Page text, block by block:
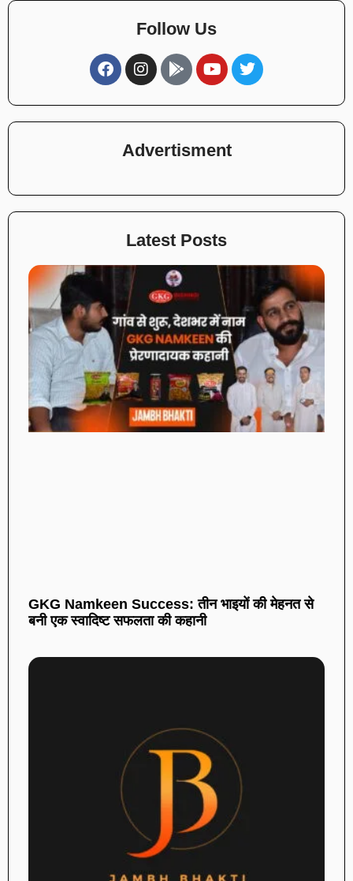
Follow Us
Advertisment
Latest Posts
GKG Namkeen Success: तीन भाइयों की मेहनत से
बनी एक स्वादिष्ट सफलता की कहानी